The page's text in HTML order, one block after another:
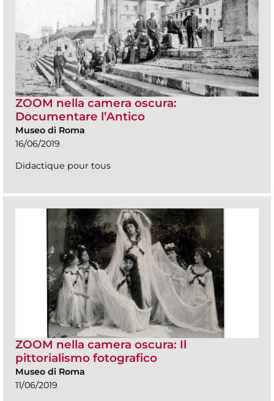
ZOOM nella camera oscura:
Documentare l’Antico
Museo di Roma
16/06/2019
Didactique pour tous
ZOOM nella camera oscura: Il
pittorialismo fotografico
Museo di Roma
11/06/2019